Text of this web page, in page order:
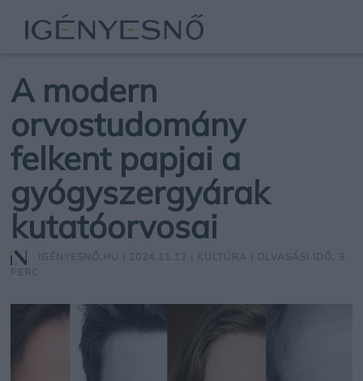
A modern
orvostudomány
felkent papjai a
gyógyszergyárak
kutatóorvosai